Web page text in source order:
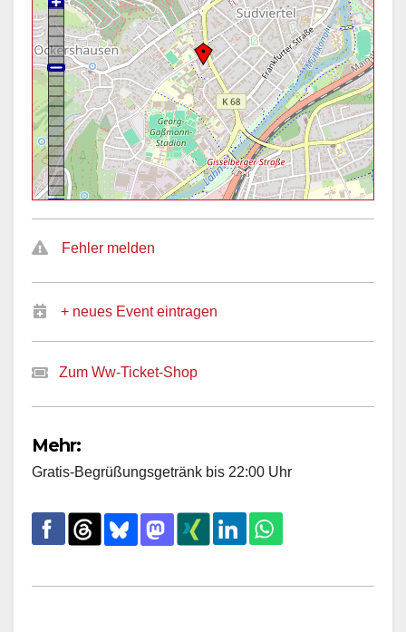
Fehler melden
+ neues Event eintragen
Zum Ww-Ticket-Shop
Mehr:
Gratis-Begrüßungsgetränk bis 22:00 Uhr